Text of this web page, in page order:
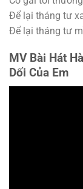
Để lại tháng tư
Để lại tháng tư
MV Bài Hát
Dối Của Em